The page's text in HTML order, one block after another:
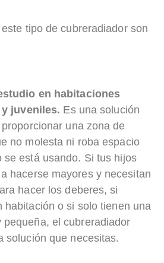
tipo de cubreradiador son
en habitaciones
juveniles. Es una solución
una zona de
no molesta ni roba espacio
se está usando. Si tus hijos
hacerse mayores y necesitan
hacer los deberes, si
habitación o si solo tienen una
pequeña, el cubreradiador
solución que necesitas.